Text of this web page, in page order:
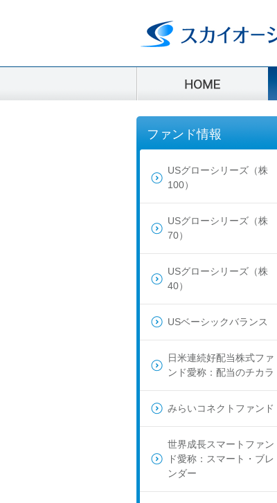
ファンド情報
USグローシリーズ（株
100）
USグローシリーズ（株
70）
USグローシリーズ（株
40）
USベーシックバランス
日米連続好配当株式ファ
ンド愛称：配当のチカラ
みらいコネクトファンド
世界成長スマートファン
ド愛称：スマート・ブレ
ンダー